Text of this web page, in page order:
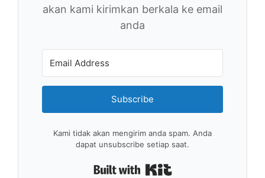
akan kami kirimkan berkala ke email
anda
Subscribe
Kami tidak akan mengirim anda spam. Anda
dapat unsubscribe setiap saat.